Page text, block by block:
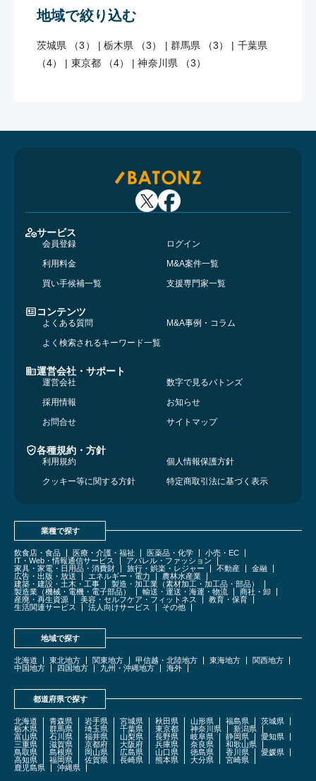
地域で絞り込む
茨城県 （3） | 栃木県 （3） | 群馬県 （3） | 千葉県
（4）
| 東京都 （4） |神奈川県 （3）
サービス
会員登録
ログイン
利用料金
M&A案件一覧
買い手候補一覧
支援専門家一覧
コンテンツ
よくある質問
M&A事例・コラム
よく検索されるキーワード一覧
運営会社・サポート
運営会社
数字で見るバトンズ
採用情報
お知らせ
お問合せ
サイトマップ
各種規約・方針
利用規約
個人情報保護方針
クッキー等に関する方針
特定商取引法に基づく表示
業種で探す
飲食店・食品 医療・介護・福祉 医薬品・化学
小売・EC
IT・Web・情報通信サービス
アパレル・ファッション
家具・家電・日用品・消費財
旅行・娯楽・レジャー 不動産
金融
広告・出版・放送
エネルギー・電力
農林水産業
建築・建設・土木・工事
製造・加工業（素材加工・加工品・部品）
製造業（機械・電機・電子部品）
輸送・運送・海運・物流
商社・卸
産廃・再生資源
美容・セルフケア・フィットネス
教育・保育
生活関連サービス
法人向けサービス その他
地域で探す
北海道 東北地方 関東地方 甲信越・北陸地方 東海地方
関西地方
中国地方
四国地方 九州・沖縄地方 海外
都道府県で探す
北海道 青森県 岩手県 宮城県 秋田県 山形県 福島県
茨城県
栃木県
群馬県 埼玉県 千葉県 東京都 神奈川県
新潟県
富山県
石川県 福井県 山梨県 長野県 岐阜県 静岡県
愛知県
三重県
滋賀県 京都府 大阪府 兵庫県 奈良県
和歌山県
鳥取県
島根県 岡山県 広島県 山口県 徳島県 香川県
愛媛県
高知県
福岡県 佐賀県 長崎県 熊本県 大分県
宮崎県
鹿児島県
沖縄県